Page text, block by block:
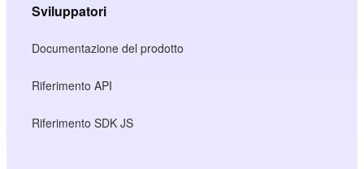
Sviluppatori
Documentazione del prodotto
Riferimento API
Riferimento SDK JS